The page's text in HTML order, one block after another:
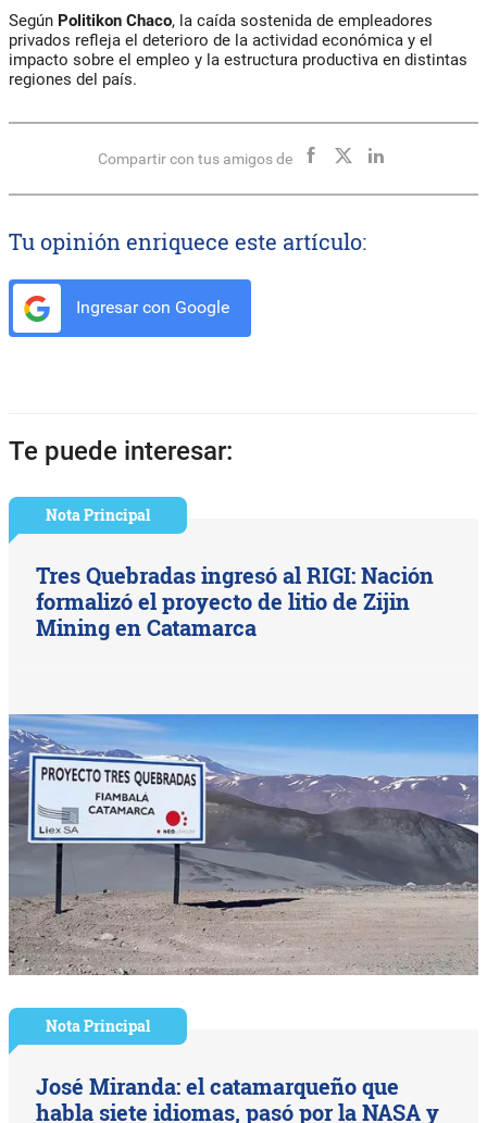
Según Politikon Chaco, la caída sostenida de empleadores
privados refleja el deterioro de la actividad económica y el
impacto sobre el empleo y la estructura productiva en distintas
regiones del país.
Compartir con tus amigos de
Tu opinión enriquece este artículo:
Ingresar con Google
Te puede interesar:
Nota Principal
Tres Quebradas ingresó al RIGI: Nación
formalizó el proyecto de litio de Zijin
Mining en Catamarca
Nota Principal
José Miranda: el catamarqueño que
habla siete idiomas, pasó por la NASA y